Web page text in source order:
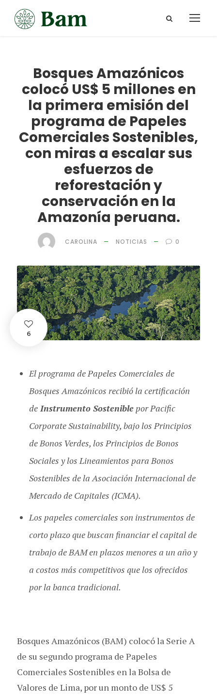
Bosques Amazónicos
colocó US$ 5 millones en
la primera emisión del
programa de Papeles
Comerciales Sostenibles,
con miras a escalar sus
esfuerzos de
reforestación y
conservación en la
Amazonía peruana.
CAROLINA NOTICIAS 0
6
El programa de Papeles Comerciales de
Bosques Amazónicos recibió la certificación
de Instrumento Sostenible por Pacific
Corporate Sustainability, bajo los Principios
de Bonos Verdes, los Principios de Bonos
Sociales y los Lineamientos para Bonos
Sostenibles de la Asociación Internacional de
Mercado de Capitales (ICMA).
Los papeles comerciales son instrumentos de
corto plazo que buscan financiar el capital de
trabajo de BAM en plazos menores a un año y
a costos más competitivos que los ofrecidos
por la banca tradicional.
Bosques Amazónicos (BAM) colocó la Serie A
de su segundo programa de Papeles
Comerciales Sostenibles en la Bolsa de
Valores de Lima, por un monto de US$ 5